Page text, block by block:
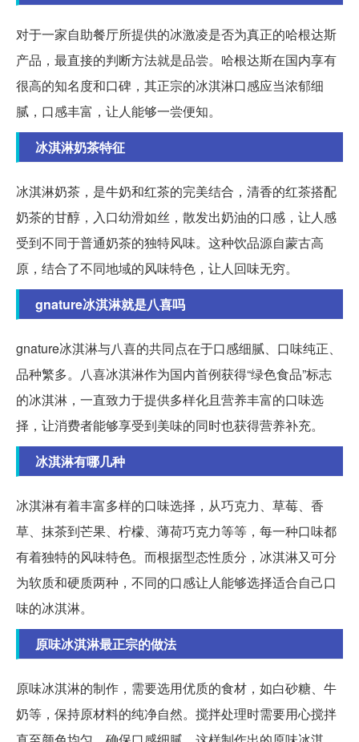
对于一家自助餐厅所提供的冰激凌是否为真正的哈根达斯
产品，最直接的判断方法就是品尝。哈根达斯在国内享有
很高的知名度和口碑，其正宗的冰淇淋口感应当浓郁细
腻，口感丰富，让人能够一尝便知。
冰淇淋奶茶特征
冰淇淋奶茶，是牛奶和红茶的完美结合，清香的红茶搭配
奶茶的甘醇，入口幼滑如丝，散发出奶油的口感，让人感
受到不同于普通奶茶的独特风味。这种饮品源自蒙古高
原，结合了不同地域的风味特色，让人回味无穷。
gnature冰淇淋就是八喜吗
gnature冰淇淋与八喜的共同点在于口感细腻、口味纯正、
品种繁多。八喜冰淇淋作为国内首例获得“绿色食品”标志
的冰淇淋，一直致力于提供多样化且营养丰富的口味选
择，让消费者能够享受到美味的同时也获得营养补充。
冰淇淋有哪几种
冰淇淋有着丰富多样的口味选择，从巧克力、草莓、香
草、抹茶到芒果、柠檬、薄荷巧克力等等，每一种口味都
有着独特的风味特色。而根据型态性质分，冰淇淋又可分
为软质和硬质两种，不同的口感让人能够选择适合自己口
味的冰淇淋。
原味冰淇淋最正宗的做法
原味冰淇淋的制作，需要选用优质的食材，如白砂糖、牛
奶等，保持原材料的纯净自然。搅拌处理时需要用心搅拌